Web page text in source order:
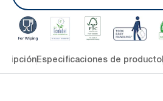
Especificaciones de producto